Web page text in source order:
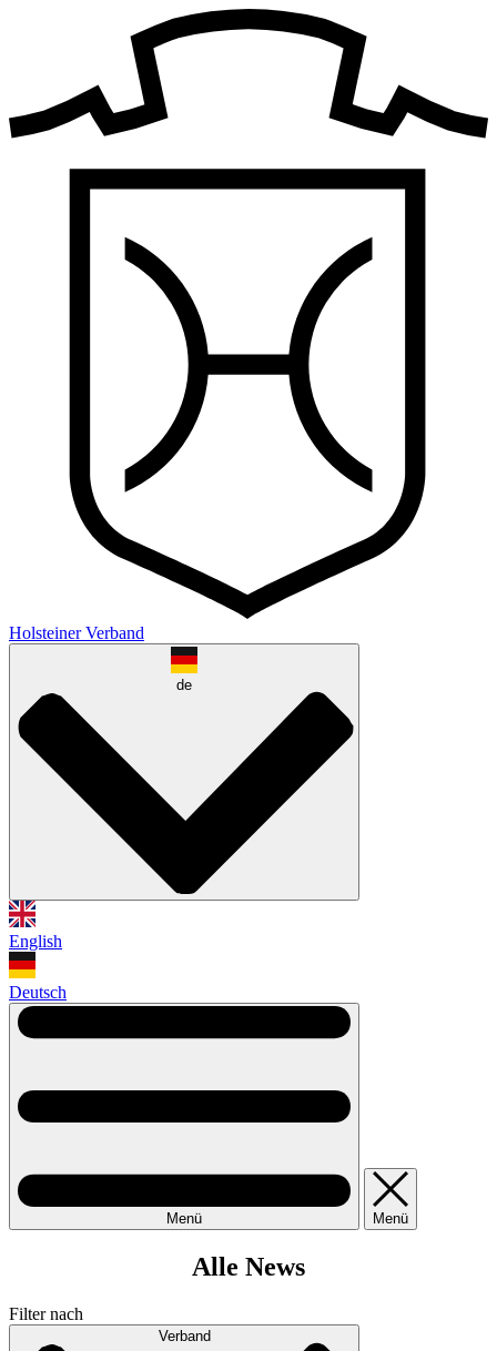
Holsteiner Verband
de
English
Deutsch
Menü Menü
Alle News
Filter nach
Verband